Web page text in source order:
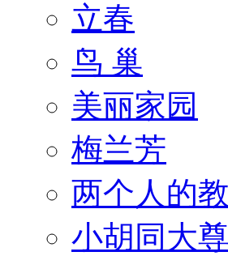
立春
鸟 巢
美丽家园
梅兰芳
两个人的
小胡同大